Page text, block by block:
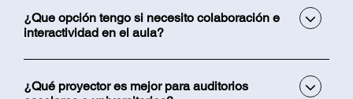
¿Que opción tengo si necesito colaboración e
interactividad en el aula?
¿Qué proyector es mejor para auditorios